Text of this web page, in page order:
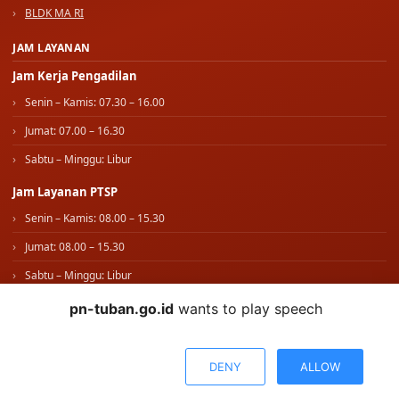
JAM LAYANAN
Jam Kerja Pengadilan
Jumat: 07.00 – 16.30
Jam Layanan PTSP
Jumat: 08.00 – 15.30
pn-tuban.go.id wants to play speech
DENY ALLOW